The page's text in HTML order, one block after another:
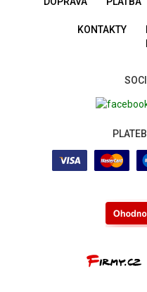
KONTAKTY